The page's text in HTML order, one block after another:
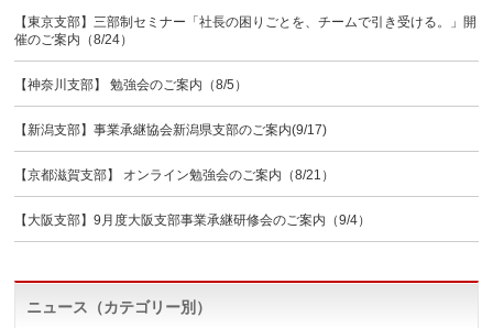
【東京支部】三部制セミナー「社長の困りごとを、チームで引き受ける。」開
催のご案内（8/24）
【神奈川支部】 勉強会のご案内（8/5）
【新潟支部】事業承継協会新潟県支部のご案内(9/17)
【京都滋賀支部】 オンライン勉強会のご案内（8/21）
【大阪支部】9月度大阪支部事業承継研修会のご案内（9/4）
ニュース（カテゴリー別）